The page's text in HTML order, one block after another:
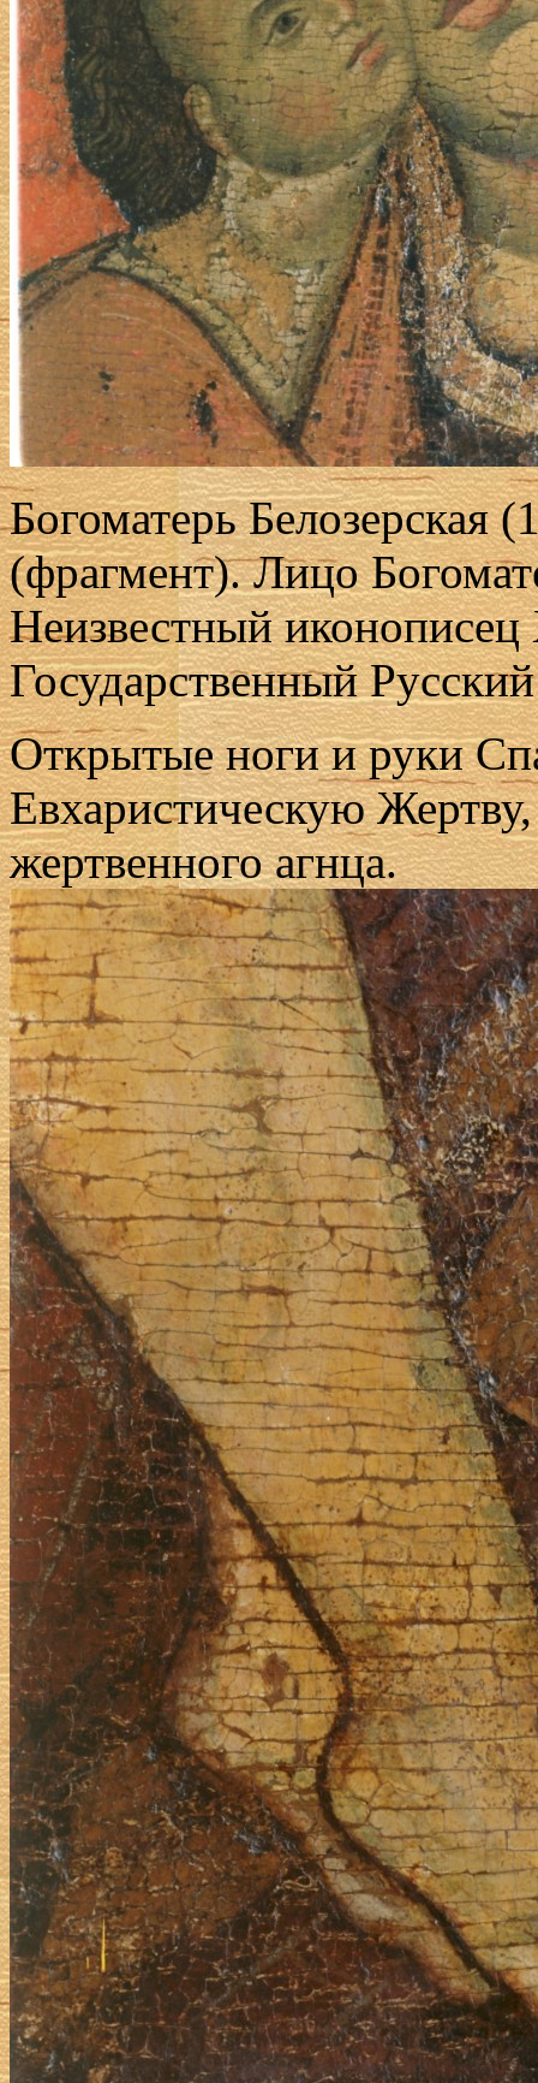
Богоматерь Белозерская
(фрагмент). Лицо
Неизвестный
Государственный
Открытые ноги и руки
Евхаристическую
жертвенного агнца.